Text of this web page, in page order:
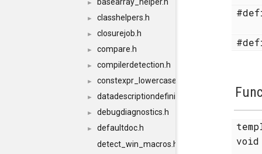
►
► classhelpers.h
► closurejob.h
► compare.h
► compilerdetection.h
► constexpr_lowercase.h
► datadescriptiondefinition_include.h
► debugdiagnostics.h
►
defaultdoc.h
detect_win_macros.h